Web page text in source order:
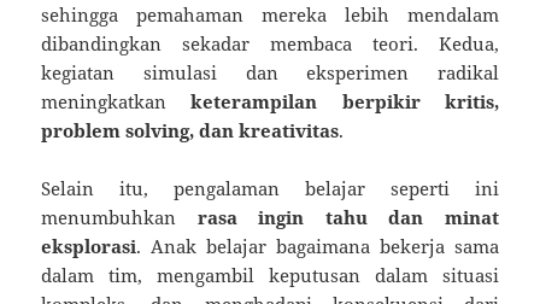
sehingga pemahaman mereka lebih mendalam
dibandingkan sekadar membaca teori. Kedua,
kegiatan simulasi dan eksperimen radikal
meningkatkanketerampilan berpikir kritis,
problem solving, dan kreativitas.
Selain itu, pengalaman belajar seperti ini
menumbuhkan rasa ingin tahu dan minat
eksplorasi. Anak belajar bagaimana bekerja sama
dalam tim, mengambil keputusan dalam situasi